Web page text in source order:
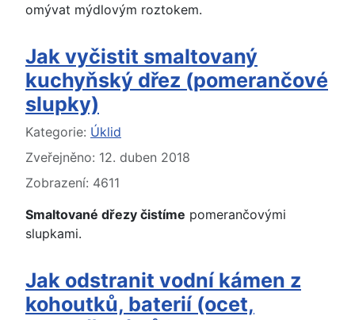
omývat mýdlovým roztokem.
Jak vyčistit smaltovaný
kuchyňský dřez (pomerančové
slupky)
Základní údaje
Kategorie: Úklid
Zveřejněno: 12. duben 2018
Zobrazení: 4611
Smaltované dřezy čistíme pomerančovými
slupkami.
Jak odstranit vodní kámen z
kohoutků, baterií (ocet,